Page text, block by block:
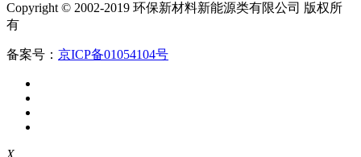
Copyright © 2002-2019 环保新材料新能源类有限公司 版权所
有
备案号： 京ICP备01054104号